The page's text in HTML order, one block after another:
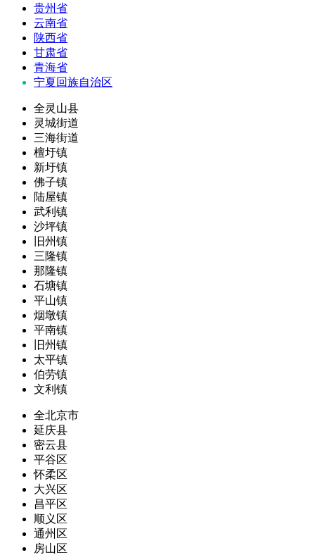
贵州省
云南省
陕西省
甘肃省
青海省
宁夏回族自治区
全灵山县
灵城街道
三海街道
檀圩镇
新圩镇
佛子镇
陆屋镇
武利镇
沙坪镇
旧州镇
三隆镇
那隆镇
石塘镇
平山镇
烟墩镇
平南镇
旧州镇
太平镇
伯劳镇
文利镇
全北京市
延庆县
密云县
平谷区
怀柔区
大兴区
昌平区
顺义区
通州区
房山区